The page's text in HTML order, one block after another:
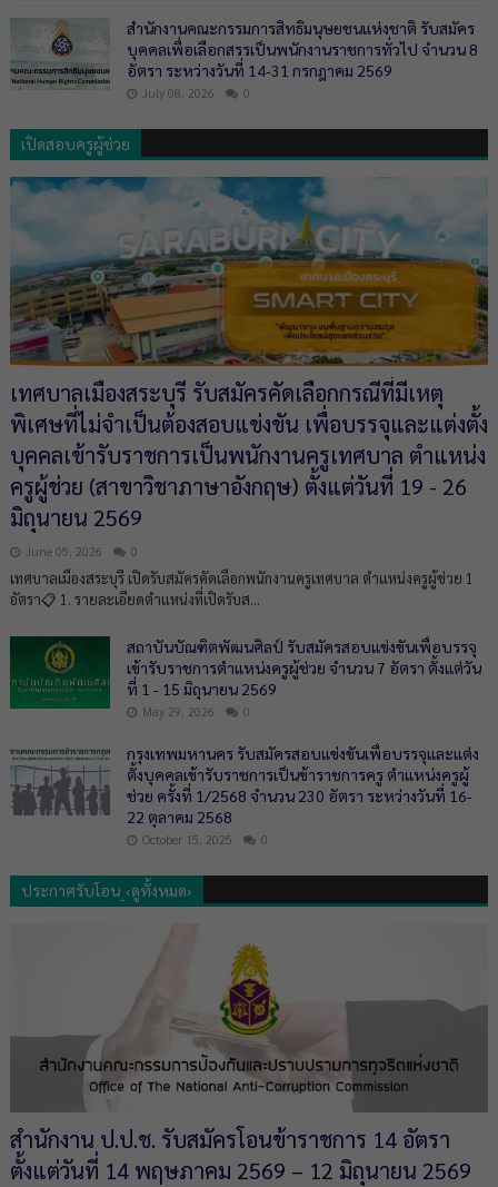
สำนักงานคณะกรรมการสิทธิมนุษยชนแห่งชาติ รับสมัคร
บุคคลเพื่อเลือกสรรเป็นพนักงานราชการทั่วไป จำนวน 8
อัตรา ระหว่างวันที่ 14-31 กรกฎาคม 2569
July 08, 2026 0
เปิดสอบครูผู้ช่วย
เทศบาลเมืองสระบุรี รับสมัครคัดเลือกกรณีที่มีเหตุ
พิเศษที่ไม่จำเป็นต้องสอบแข่งขัน เพื่อบรรจุและแต่งตั้ง
บุคคลเข้ารับราชการเป็นพนักงานครูเทศบาล ตำแหน่ง
ครูผู้ช่วย (สาขาวิชาภาษาอังกฤษ) ตั้งแต่วันที่ 19 - 26
มิถุนายน 2569
June 05, 2026 0
เทศบาลเมืองสระบุรี เปิดรับสมัครคัดเลือกพนักงานครูเทศบาล ตำแหน่งครูผู้ช่วย 1
อัตรา📋 1. รายละเอียดตำแหน่งที่เปิดรับส...
สถาบันบัณฑิตพัฒนศิลป์ รับสมัครสอบแข่งขันเพื่อบรรจุ
เข้ารับราชการตำแหน่งครูผู้ช่วย จำนวน 7 อัตรา ตั้งแต่วัน
ที่ 1 - 15 มิถุนายน 2569
May 29, 2026 0
กรุงเทพมหานคร รับสมัครสอบแข่งขันเพื่อบรรจุและแต่ง
ตั้งบุคคลเข้ารับราชการเป็นข้าราชการครู ตำแหน่งครูผู้
ช่วย ครั้งที่ 1/2568 จำนวน 230 อัตรา ระหว่างวันที่ 16-
22 ตุลาคม 2568
October 15, 2025 0
ประกาศรับโอน_‹ดูทั้งหมด›
สำนักงาน ป.ป.ช. รับสมัครโอนข้าราชการ 14 อัตรา
ตั้งแต่วันที่ 14 พฤษภาคม 2569 – 12 มิถุนายน 2569